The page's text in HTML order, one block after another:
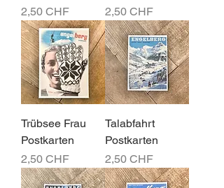
Preis
2,50 CHF
Preis
2,50 CHF
Trübsee Frau
Postkarten
Preis
2,50 CHF
Talabfahrt
Postkarten
Preis
2,50 CHF